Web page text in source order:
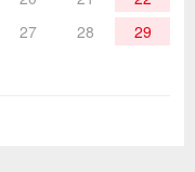
27 28
29